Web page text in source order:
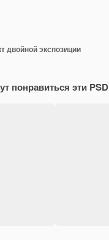
двойной экспозиции
понравиться эти PSD